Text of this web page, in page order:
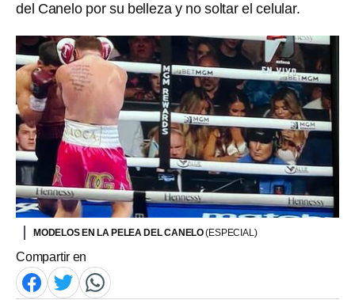
del Canelo por su belleza y no soltar el celular.
MODELOS EN LA PELEA DEL CANELO(ESPECIAL)
Compartir en